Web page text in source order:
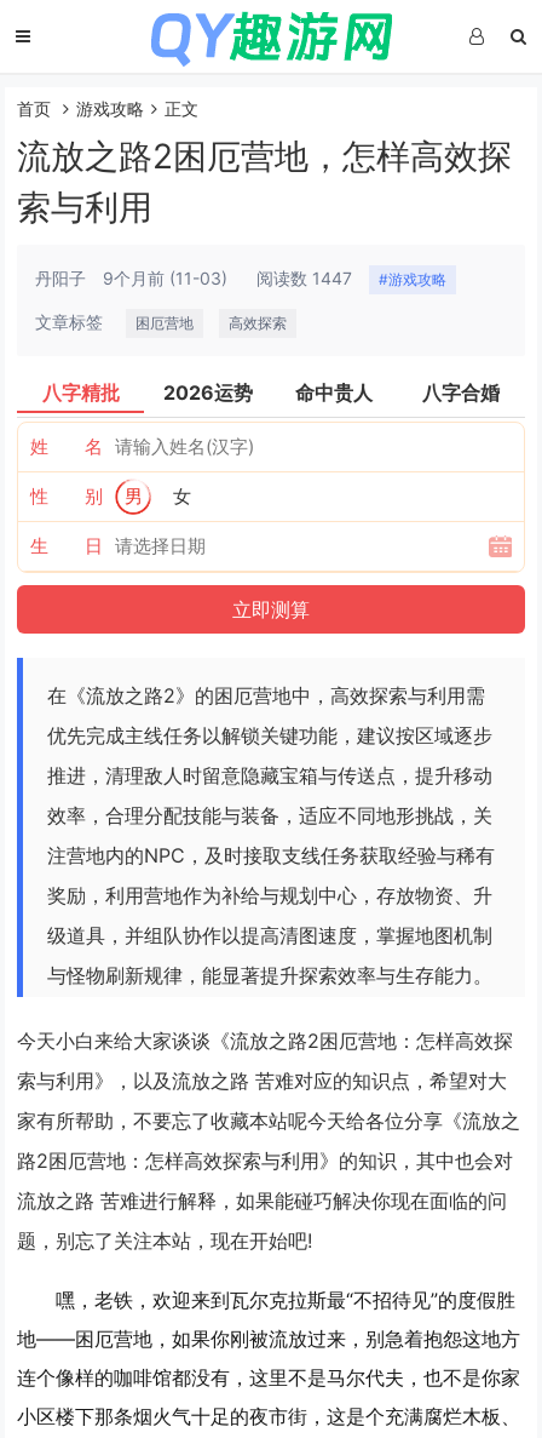
首页 游戏攻略 正文
流放之路2困厄营地，怎样高效探
索与利用
丹阳子 9个月前 (11-03) 阅读数 1447 #游戏攻略
文章标签 困厄营地 高效探索
八字精批 2026运势 命中贵人 八字合婚
姓 名
性 别 男 女
生 日
在《流放之路2》的困厄营地中，高效探索与利用需
优先完成主线任务以解锁关键功能，建议按区域逐步
推进，清理敌人时留意隐藏宝箱与传送点，提升移动
效率，合理分配技能与装备，适应不同地形挑战，关
注营地内的NPC，及时接取支线任务获取经验与稀有
奖励，利用营地作为补给与规划中心，存放物资、升
级道具，并组队协作以提高清图速度，掌握地图机制
与怪物刷新规律，能显著提升探索效率与生存能力。
今天小白来给大家谈谈《流放之路2困厄营地：怎样高效探
索与利用》，以及流放之路 苦难对应的知识点，希望对大
家有所帮助，不要忘了收藏本站呢今天给各位分享《流放之
路2困厄营地：怎样高效探索与利用》的知识，其中也会对
流放之路 苦难进行解释，如果能碰巧解决你现在面临的问
题，别忘了关注本站，现在开始吧!
嘿，老铁，欢迎来到瓦尔克拉斯最“不招待见”的度假胜
地——困厄营地，如果你刚被流放过来，别急着抱怨这地方
连个像样的咖啡馆都没有，这里不是马尔代夫，也不是你家
小区楼下那条烟火气十足的夜市街，这是个充满腐烂木板、